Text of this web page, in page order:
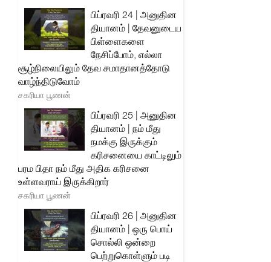
பிப்ரவரி 24 | அனுதின
தியானம் | தேவனுடைய
பிள்ளைகளை
நேசிப்போம், எல்லா
சூழ்நிலையிலும் தேவ சமாதானத்தோடு
வாழ்ந்திடுவோம்
சகரியா பூணன்
பிப்ரவரி 25 | அனுதின
தியானம் | நம் மீது
நமக்கு இருக்கும்
கரிசனையை காட்டிலும்
பரம பிதா நம் மீது அதிக கரிசனை
உள்ளவராய் இருக்கிறார்
சகரியா பூணன்
பிப்ரவரி 26 | அனுதின
தியானம் | ஒரு பொய்
சொல்லி ஒன்றை
பெற்றுகொள்ளும் படி